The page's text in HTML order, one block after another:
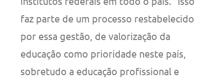
faz parte de um processo restabelecido
por essa gestão, de valorização da
educação como prioridade neste país,
sobretudo a educação profissional e